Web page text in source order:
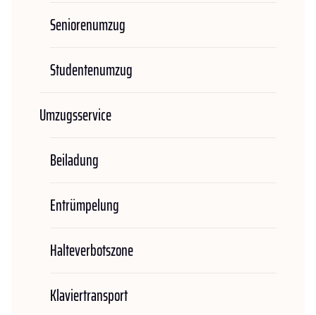
Seniorenumzug
Studentenumzug
Umzugsservice
Beiladung
Entrümpelung
Halteverbotszone
Klaviertransport